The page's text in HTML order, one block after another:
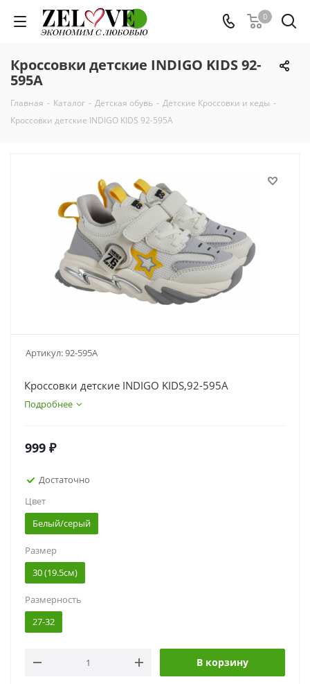
0
Кроссовки детские INDIGO KIDS 92-
595A
Главная - Каталог - Детская обувь - Детские Кроссовки и кеды -
Кроссовки детские INDIGO KIDS 92-595A
Артикул:92-595A
Кроссовки детские INDIGO KIDS,92-595A
Подробнее
999 ₽
Достаточно
Цвет
Белый/серый
Размер
30 (19.5см)
Размерность
27-32
В корзину